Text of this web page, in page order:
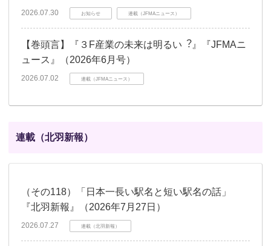
2026.07.30 お知らせ 連載（JFMAニュース）
【巻頭言】『３F産業の未来は明るい︖』『JFMAニ
ュース』（2026年6月号）
2026.07.02 連載（JFMAニュース）
連載（北羽新報）
（その118）「日本一長い駅名と短い駅名の話」
『北羽新報』（2026年7月27日）
2026.07.27 連載（北羽新報）